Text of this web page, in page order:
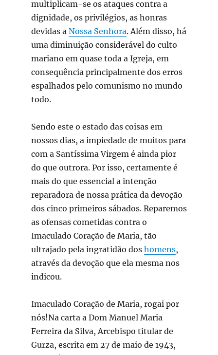
multiplicam-se os ataques contra a
dignidade, os privilégios, as honras
devidas a Nossa Senhora. Além disso, há
uma diminuição considerável do culto
mariano em quase toda a Igreja, em
consequência principalmente dos erros
espalhados pelo comunismo no mundo
todo.
Sendo este o estado das coisas em
nossos dias, a impiedade de muitos para
com a Santíssima Virgem é ainda pior
do que outrora. Por isso, certamente é
mais do que essencial a intenção
reparadora de nossa prática da devoção
dos cinco primeiros sábados. Reparemos
as ofensas cometidas contra o
Imaculado Coração de Maria, tão
ultrajado pela ingratidão dos homens,
através da devoção que ela mesma nos
indicou.
Imaculado Coração de Maria, rogai por
nós!Na carta a Dom Manuel Maria
Ferreira da Silva, Arcebispo titular de
Gurza, escrita em 27 de maio de 1943,